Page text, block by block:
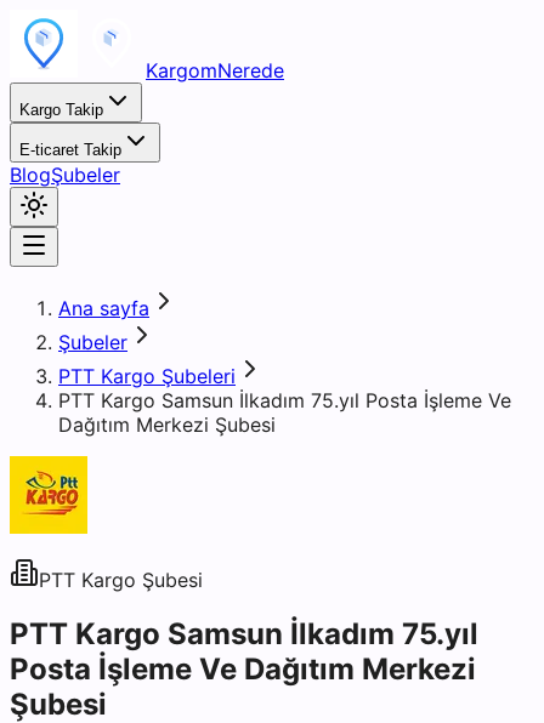
KargomNerede
Kargo Takip
E-ticaret Takip
BlogŞubeler
Ana sayfa
Şubeler
PTT Kargo Şubeleri
PTT Kargo Samsun İlkadım 75.yıl Posta İşleme Ve
Dağıtım Merkezi Şubesi
PTT Kargo Şubesi
PTT Kargo Samsun İlkadım 75.yıl
Posta İşleme Ve Dağıtım Merkezi
Şubesi